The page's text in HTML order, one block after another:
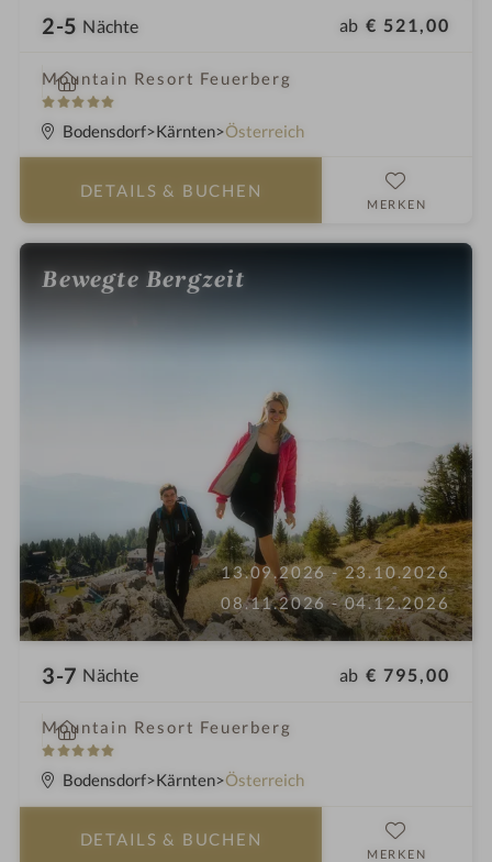
2-5 Nächte ab € 521,00
Mountain Resort Feuerberg
5
S
t
n
i
n
Bodensdorf Kärnten Österreich
DETAILS & BUCHEN
MERKEN
Bewegte Bergzeit
13.09.2026 - 23.10.2026
08.11.2026 - 04.12.2026
3-7 Nächte ab € 795,00
Mountain Resort Feuerberg
5
S
t
i
n
Bodensdorf Kärnten Österreich
DETAILS & BUCHEN
MERKEN